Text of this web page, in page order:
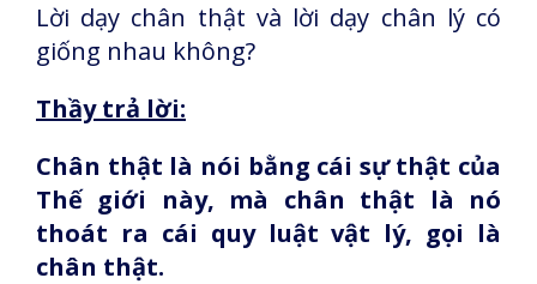
Lời dạy chân thật và lời dạy chân lý có
giống nhau không?
Thầy trả lời:
Chân thật là nói bằng cái sự thật của
Thế giới này, mà chân thật là nó
thoát ra cái quy luật vật lý, gọi là
chân thật.